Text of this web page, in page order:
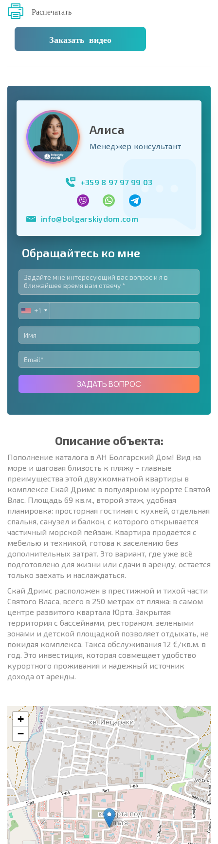
Распечатать
Заказать видео
Алиса
Менеджер консультант
+359 8 97 97 99 03
info@bolgarskiydom.com
Обращайтесь ко мне
UNITED
STATES
+1
+1
ЗАДАТЬ ВОПРОС
Описание объекта:
Пополнение каталога в АН Болгарский Дом! Вид на
море и шаговая близость к пляжу - главные
преимущества этой двухкомнатной квартиры в
комплексе Скай Дримс в популярном курорте Святой
Влас. Площадь 69 кв.м., второй этаж, удобная
планировка: просторная гостиная с кухней, отдельная
спальня, санузел и балкон, с которого открывается
частичный морской пейзаж. Квартира продаётся с
мебелью и техникой, готова к заселению без
дополнительных затрат. Это вариант, где уже всё
подготовлено для жизни или сдачи в аренду, остается
только заехать и наслаждаться.
Скай Дримс расположен в престижной и тихой части
Святого Власа, всего в 250 метрах от пляжа: в самом
центре развитого квартала Юрта. Закрытая
территория с бассейнами, рестораном, зелеными
зонами и детской площадкой позволяет отдыхать, не
покидая комплекса. Такса обслуживания 12 €/кв.м. в
год. Это инвестиция, которая совмещает удобство
курортного проживания и надежный источник
дохода от аренды.
+
−